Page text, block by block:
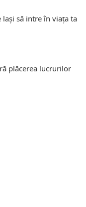
lași să intre în viața ta
plăcerea lucrurilor